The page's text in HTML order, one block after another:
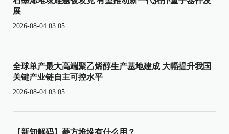
展
2026-08-04 03:05
全球单产最大高端聚乙烯醇生产基地建成 大幅提升我国
关键产业链自主可控水平
2026-08-04 03:05
【新知解码】菱方堆垛有什么用？